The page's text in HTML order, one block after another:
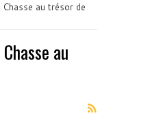
Chasse au trésor de
au